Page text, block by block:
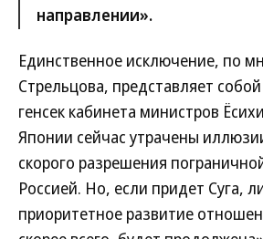
направлении».
Единственное исключение, по
Стрельцова, представляет
генсек кабинета министров
Японии сейчас утрачены
скорого разрешения
Россией. Но, если придет Суга,
приоритетное развитие